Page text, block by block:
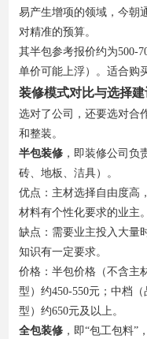
易产生增项的领域，今朝
对精准的预算。
其半包参考报价约为500-
单价可能上浮）。适合购
装修模式对比与选择建
选对了公司，还要选对合
和整装。
半包装修，即装修公司负
砖、地板、洁具）。
优点：主材选择自由度高
材料有个性化要求的业主。
缺点：需要业主投入大量
知识有一定要求。
价格：半包价格（不含主
型）约450-550元；中档
型）约650元及以上。
全包装修，即“包工包料”